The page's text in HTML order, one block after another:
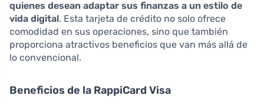
quienes desean adaptar sus finanzas a un estilo de
vida digital. Esta tarjeta de crédito no solo ofrece
comodidad en sus operaciones, sino que también
proporciona atractivos beneficios que van más allá de
lo convencional.
Beneficios de la RappiCard Visa